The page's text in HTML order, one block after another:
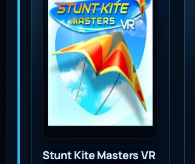
Stunt Kite Masters VR